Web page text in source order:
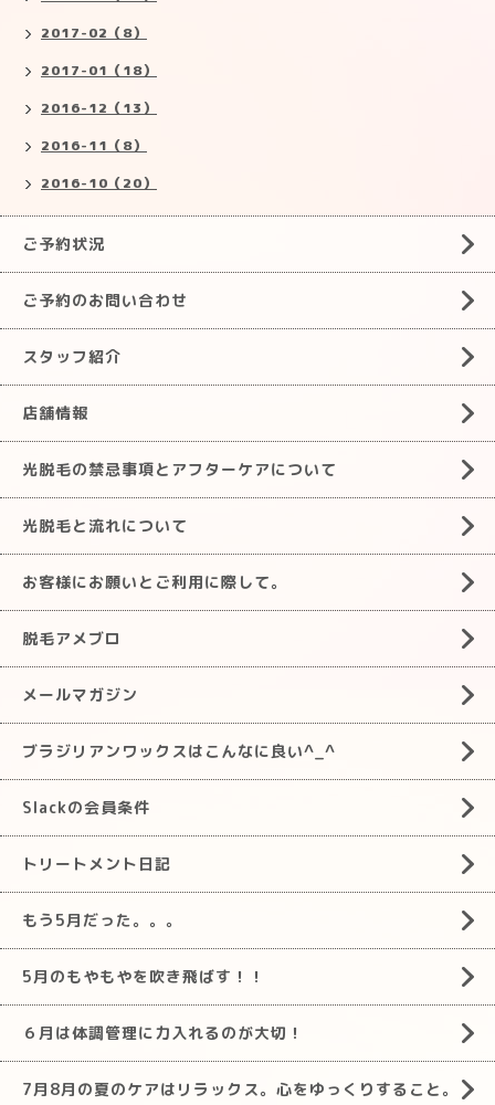
2017-02（8）
2017-01（18）
2016-12（13）
2016-11（8）
2016-10（20）
ご予約状況
ご予約のお問い合わせ
スタッフ紹介
店舗情報
光脱毛の禁忌事項とアフターケアについて
光脱毛と流れについて
お客様にお願いとご利用に際して。
脱毛アメブロ
メールマガジン
ブラジリアンワックスはこんなに良い^_^
Slackの会員条件
トリートメント日記
もう5月だった。。。
5月のもやもやを吹き飛ばす！！
６月は体調管理に力入れるのが大切！
7月8月の夏のケアはリラックス。心をゆっくりすること。